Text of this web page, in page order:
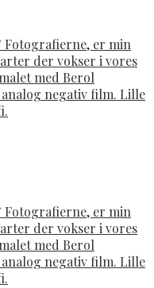
er min
der vokser i vores
med Berol
negativ film. Lille
Fotografierne, er min
der vokser i vores
med Berol
negativ film. Lille